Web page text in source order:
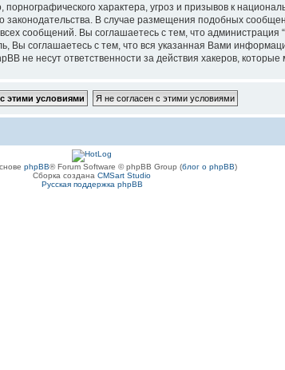
характера, угроз и призывов к
законодательства. В случае размещения подобных
сообщений. Вы соглашаетесь с тем, что
Вы соглашаетесь с тем, что вся указанная Вами
не несут ответственности за действия хакеров,
phpBB® Forum Software © phpBB Group (блог о phpBB)
Сборка создана CMSart Studio
Русская поддержка phpBB